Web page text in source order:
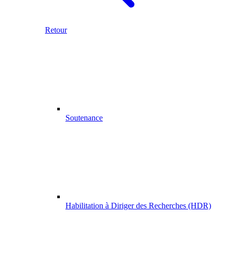
Retour
Soutenance
Habilitation à Diriger des Recherches (HDR)